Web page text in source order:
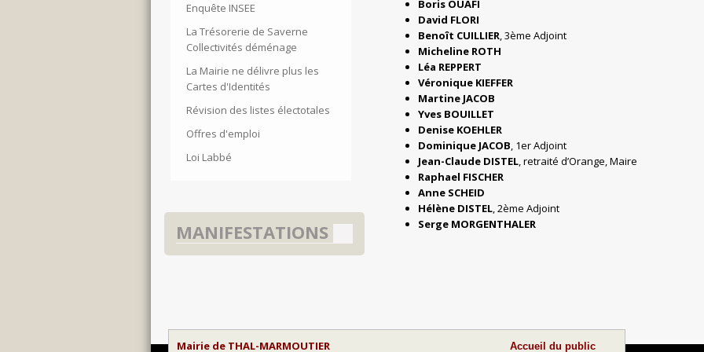
Enquête INSEE
La Trésorerie de Saverne
Collectivités déménage
La Mairie ne délivre plus les
Cartes d'Identités
Révision des listes électotales
Offres d'emploi
Loi Labbé
MANIFESTATIONS
Boris OUAFI
David FLORI
Benoît CUILLIER, 3ème Adjoint
Micheline ROTH
Léa REPPERT
Véronique KIEFFER
Martine JACOB
Yves BOUILLET
Denise KOEHLER
Dominique JACOB, 1er Adjoint
Jean-Claude DISTEL, retraité d’Orange, Maire
Raphael FISCHER
Anne SCHEID
Hélène DISTEL, 2ème Adjoint
Serge MORGENTHALER
Mairie de THAL-MARMOUTIER Accueil du public